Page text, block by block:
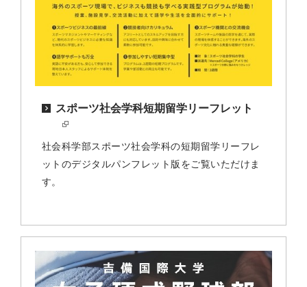
スポーツ社会学科短期留学リーフレット
社会科学部スポーツ社会学科の短期留学リーフレ
ットのデジタルパンフレット版をご覧いただけま
す。